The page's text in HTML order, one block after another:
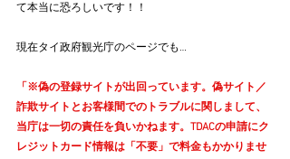
て本当に恐ろしいです！！
現在タイ政府観光庁のページでも…
「※偽の登録サイトが出回っています。偽サイト／
詐欺サイトとお客様間でのトラブルに関しまして、
当庁は一切の責任を負いかねます。TDACの申請にク
レジットカード情報は「不要」で料金もかかりませ